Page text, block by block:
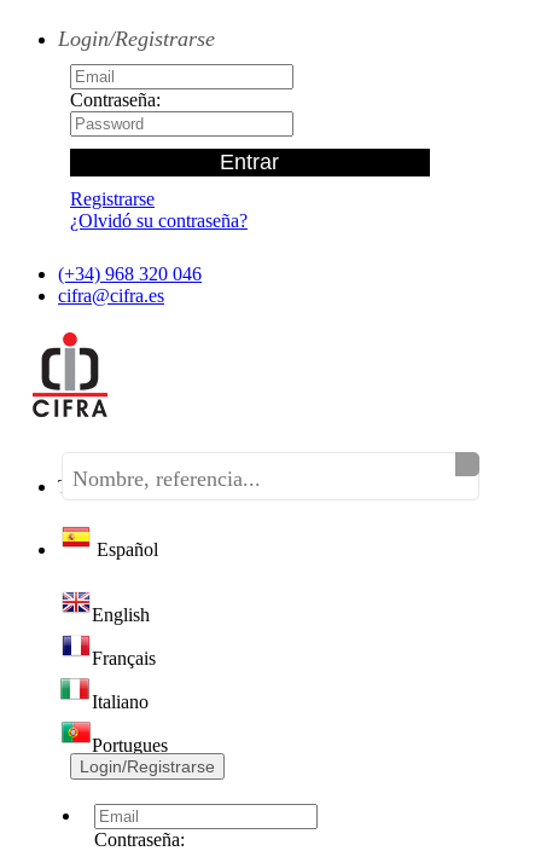
Login/Registrarse
Contraseña:
Registrarse
¿Olvidó su contraseña?
(+34) 968 320 046
cifra@cifra.es
Teléfono:(+34) 968 320 046
Español
English
Français
Italiano
Portugues
Login/Registrarse
Contraseña: